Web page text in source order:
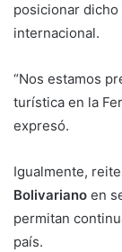
posicionar
internacional.
“Nos estamos
turística en la
expresó.
Igualmente,
Bolivariano en
permitan
país.